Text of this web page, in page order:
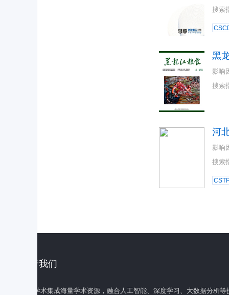
搜索
黑
影响
搜索
河
影响
搜索
关于我们
百度学术集成海量学术资源，融合人工智能、深度学习、大数据分析